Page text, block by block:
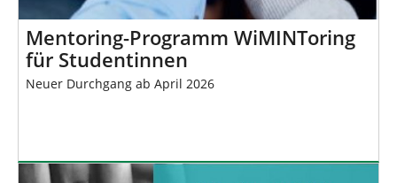
Mentoring-Programm WiMINToring
für Studentinnen
Neuer Durchgang ab April 2026